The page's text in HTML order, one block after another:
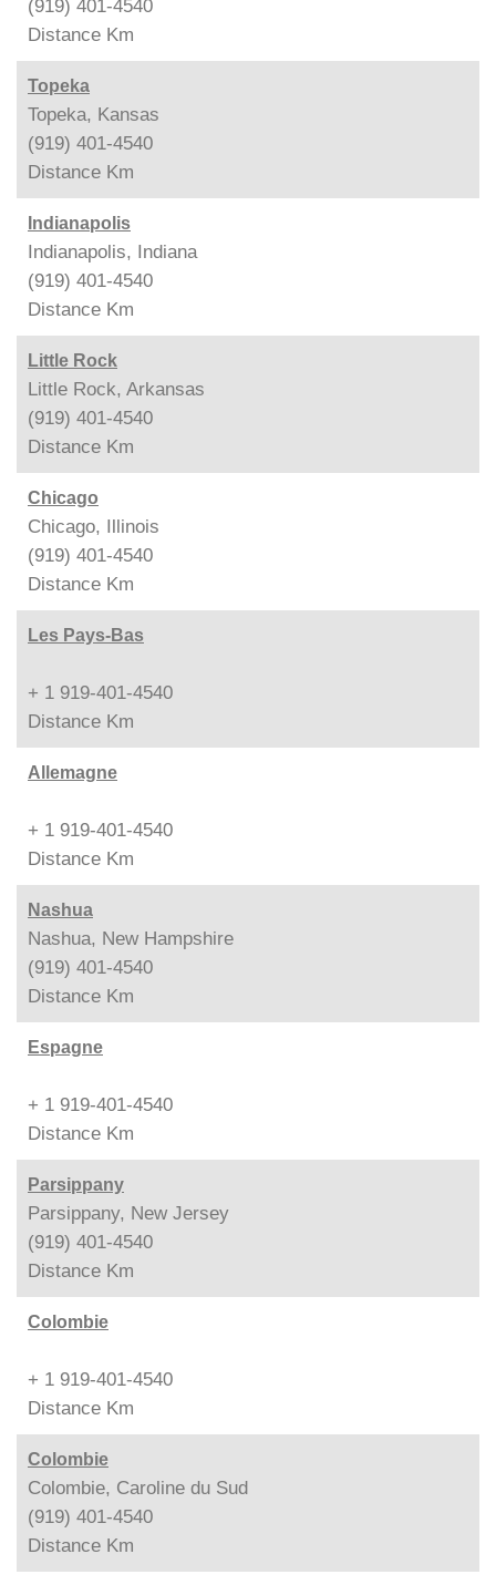
(919) 401-4540
Distance Km
Topeka
Topeka, Kansas
(919) 401-4540
Distance Km
Indianapolis
Indianapolis, Indiana
(919) 401-4540
Distance Km
Little Rock
Little Rock, Arkansas
(919) 401-4540
Distance Km
Chicago
Chicago, Illinois
(919) 401-4540
Distance Km
Les Pays-Bas
+ 1 919-401-4540
Distance Km
Allemagne
+ 1 919-401-4540
Distance Km
Nashua
Nashua, New Hampshire
(919) 401-4540
Distance Km
Espagne
+ 1 919-401-4540
Distance Km
Parsippany
Parsippany, New Jersey
(919) 401-4540
Distance Km
Colombie
+ 1 919-401-4540
Distance Km
Colombie
Colombie, Caroline du Sud
(919) 401-4540
Distance Km